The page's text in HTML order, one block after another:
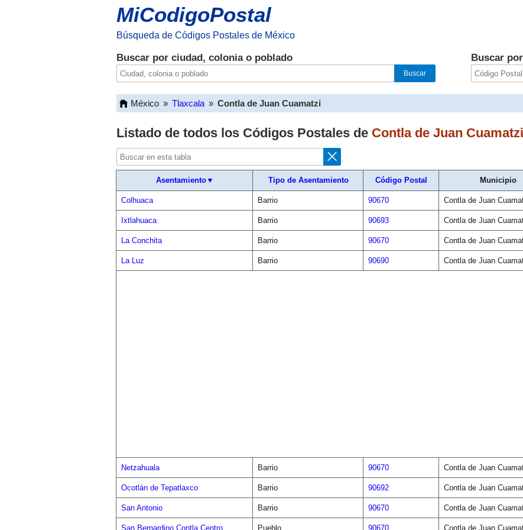
MiCodigoPostal
Búsqueda de Códigos Postales de México
Buscar por ciudad, colonia o poblado Buscar
México » Tlaxcala » Contla de Juan Cuamatzi
Listado de todos los Códigos Postales de Contla de Juan Cuamatzi
Asentamiento▼ Tipo de Asentamiento Código Postal Municipio
Colhuaca Barrio 90670 Contla de Juan
Ixtlahuaca Barrio 90693 Contla de Juan
La Conchita Barrio 90670 Contla de Juan
La Luz Barrio 90690 Contla de Juan
Netzahuala Barrio 90670 Contla de Juan
Ocotlán de Tepatlaxco Barrio 90692 Contla de Juan
San Antonio Barrio 90670 Contla de Juan
San Bernardino Contla Centro Pueblo 90670 Contla de Juan